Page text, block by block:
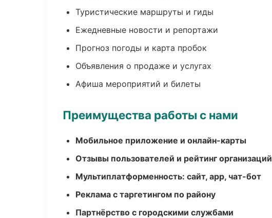
Туристические маршруты и гиды
Ежедневные новости и репортажи
Прогноз погоды и карта пробок
Объявления о продаже и услугах
Афиша мероприятий и билеты
Преимущества работы с нами
Мобильное приложение и онлайн-карты
Отзывы пользователей и рейтинг организаций
Мультиплатформенность: сайт, app, чат-бот
Реклама с таргетингом по району
Партнёрство с городскими службами